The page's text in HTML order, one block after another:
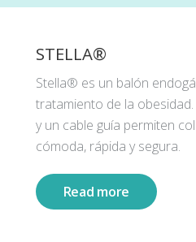
STELLA®
Stella® es un balón
tratamiento de la
y un cable guía permiten
cómoda, rápida y segura.
Read more